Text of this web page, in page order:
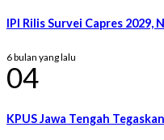
IPI Rilis Survei Capres
6 bulan yang lalu
04
KPUS Jawa Tengah